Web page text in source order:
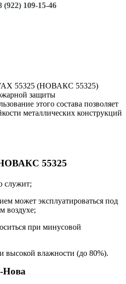
(922) 109-15-46
55325 (НОВАКС 55325)
защиты
этого состава позволяет
металлических конструкций
НОВАКС 55325
служит;
может эксплуатироваться под
воздухе;
при минусовой
высокой влажности (до 80%).
Нова